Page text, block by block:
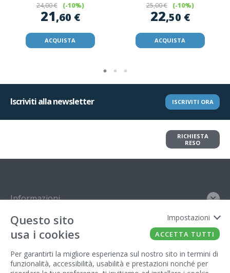
24,00 € (-10%)
21,60 €
ACQUISTA
25,00 € (-10%)
22,50 €
ACQUISTA
Iscriviti alla newsletter ISCRIVITI ORA
RICHIESTA
RESO
Informazioni
Contatto
Gestore del sito
Questo sito
usa i cookies
Per garantirti la migliore esperienza sul nostro sito in termini di
funzionalità, accessibilità, usabilità e prestazioni nonché per
Impostazioni
ACCETTA TUTTI